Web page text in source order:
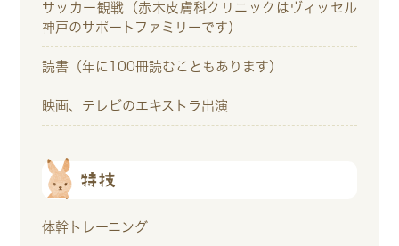
サッカー観戦（赤木皮膚科クリニックはヴィッセル
神戸のサポートファミリーです）
読書（年に100冊読むこともあります）
映画、テレビのエキストラ出演
特技
体幹トレーニング